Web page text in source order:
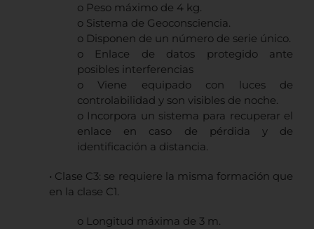
o Peso máximo de 4 kg.
o Sistema de Geoconsciencia.
o Disponen de un número de serie único.
o Enlace de datos protegido ante
posibles interferencias
o Viene equipado con luces de
controlabilidad y son visibles de noche.
o Incorpora un sistema para recuperar el
enlace en caso de pérdida y de
identificación a distancia.
• Clase C3: se requiere la misma formación que
en la clase C1.
o Longitud máxima de 3 m.